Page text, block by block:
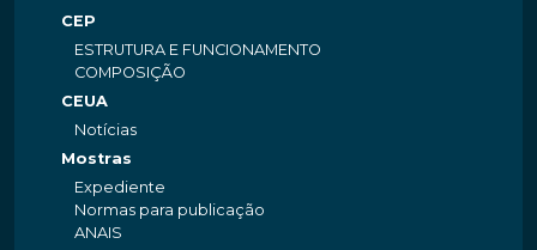
CEP
ESTRUTURA E FUNCIONAMENTO
COMPOSIÇÃO
CEUA
Notícias
Mostras
Expediente
Normas para publicação
ANAIS